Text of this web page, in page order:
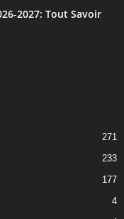
2027: Tout Savoir
271
233
177
4